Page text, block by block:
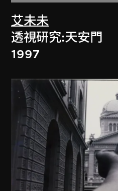
艾未未
透視研究:天安門
1997